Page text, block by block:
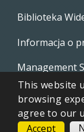
Biblioteka
Informacja o
Management
This website
browsing
agree to our
Accept